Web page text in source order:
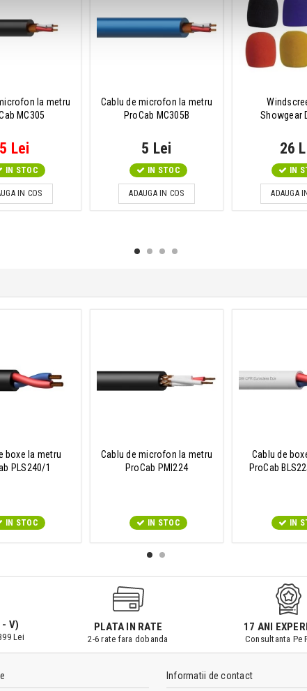
la metru
MC305
5 Lei
IN STOC
IN COS
Cablu de microfon la metru
ProCab MC305B
5 Lei
IN STOC
ADAUGA IN COS
Showgear
26
IN
ADAUGA
boxe la metru
PLS240/1
IN STOC
Cablu de microfon la metru
ProCab PMI224
IN STOC
Cablu de
ProCab
IN
- V)
Lei
PLATA IN RATE
2-6 rate fara dobanda
17 ANI
Consultanta Pe
Informatii de contact